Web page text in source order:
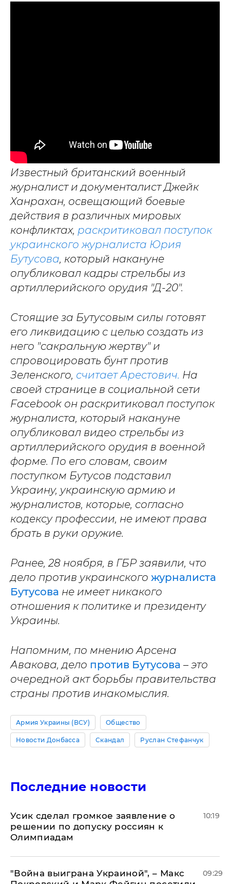
Известный британский военный
журналист и документалист Джейк
Ханрахан, освещающий боевые
действия в различных мировых
конфликтах, раскритиковал поступок
украинского журналиста Юрия
Бутусова, который накануне
опубликовал кадры стрельбы из
артиллерийского орудия "Д-20".
Стоящие за Бутусовым силы готовят
его ликвидацию с целью создать из
него "сакральную жертву" и
спровоцировать бунт против
Зеленского, считает Арестович. На
своей странице в социальной сети
Facebook он раскритиковал поступок
журналиста, который накануне
опубликовал видео стрельбы из
артиллерийского орудия в военной
форме. По его словам, своим
поступком Бутусов подставил
Украину, украинскую армию и
журналистов, которые, согласно
кодексу профессии, не имеют права
брать в руки оружие.
Ранее, 28 ноября, в ГБР заявили, что
дело против украинского журналиста
Бутусова не имеет никакого
отношения к политике и президенту
Украины.
Напомним, по мнению Арсена
Авакова, дело против Бутусова – это
очередной акт борьбы правительства
страны против инакомыслия.
Армия Украины (ВСУ) Общество
Новости Донбасса Скандал Руслан Стефанчук
Последние новости
Усик сделал громкое заявление о
решении по допуску россиян к
Олимпиадам
10:19
"Война выиграна Украиной", – Макс
09:29